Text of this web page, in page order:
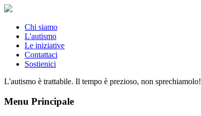
Chi siamo
L'autismo
Le iniziative
Contattaci
Sostienici
L'autismo è trattabile. Il tempo è prezioso, non sprechiamolo!
Menu Principale